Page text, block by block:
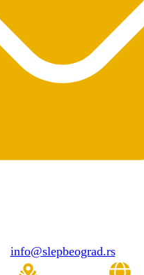
info@slepbeograd.rs